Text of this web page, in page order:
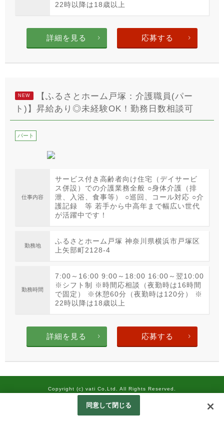
22時以降は18歳以上
詳細を見る 応募する
NEW
【ふるさとホーム戸塚：介護職員(パー
ト)】昇給あり◎未経験OK！勤務日数相談可
パート
仕事内容
サービス付き高齢者向け住宅（デイサービ
ス併設）での介護業務全般 ○身体介護（排
泄、入浴、食事等） ○巡回、コール対応 ○介
護記録 等 若手から中高年まで幅広い世代
が活躍中です！
勤務地
ふるさとホーム戸塚 神奈川県横浜市戸塚区
上矢部町2128-4
勤務時間
7:00～16:00 9:00～18:00 16:00～翌10:00
※シフト制 ※時間応相談（夜勤時は16時間
で固定） ※休憩60分（夜勤時は120分） ※
22時以降は18歳以上
詳細を見る 応募する
Copyright (c) vati Co,Ltd. All Rights Reserved.
同意して閉じる